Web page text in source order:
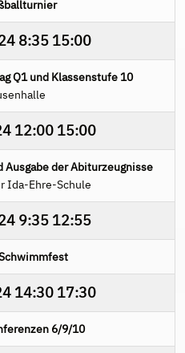
8:35 15:00
Q1 und Klassenstufe 10
12:00 15:00
Ausgabe der Abiturzeugnisse
Ida-Ehre-Schule
9:35 12:55
14:30 17:30
6/9/10